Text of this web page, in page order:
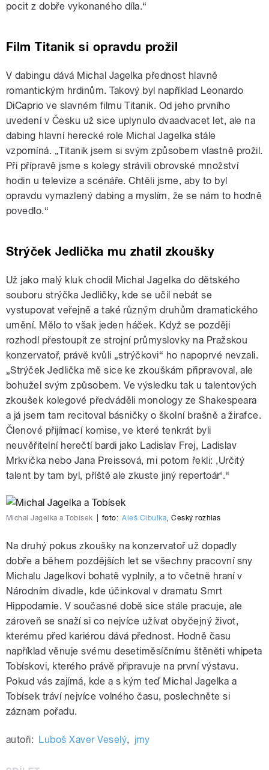
pocit z dobře vykonaného díla.“
Film Titanik si opravdu prožil
V dabingu dává Michal Jagelka přednost hlavně
romantickým hrdinům. Takový byl například Leonardo
DiCaprio ve slavném filmu Titanik. Od jeho prvního
uvedení v Česku už sice uplynulo dvaadvacet let, ale na
dabing hlavní herecké role Michal Jagelka stále
vzpomíná. „Titanik jsem si svým způsobem vlastně prožil.
Při přípravě jsme s kolegy strávili obrovské množství
hodin u televize a scénáře. Chtěli jsme, aby to byl
opravdu vymazlený dabing a myslím, že se nám to hodně
povedlo.“
Strýček Jedlička mu zhatil zkoušky
Už jako malý kluk chodil Michal Jagelka do dětského
souboru strýčka Jedličky, kde se učil nebát se
vystupovat veřejně a také různým druhům dramatického
umění. Mělo to však jeden háček. Když se později
rozhodl přestoupit ze strojní průmyslovky na Pražskou
konzervatoř, právě kvůli „strýčkovi“ ho napoprvé nevzali.
„Strýček Jedlička mě sice ke zkouškám připravoval, ale
bohužel svým způsobem. Ve výsledku tak u talentových
zkoušek kolegové předváděli monology ze Shakespeara
a já jsem tam recitoval básničky o školní brašně a žirafce.
Členové přijímací komise, ve které tenkrát byli
neuvěřitelní herečtí bardi jako Ladislav Frej, Ladislav
Mrkvička nebo Jana Preissová, mi potom řekli: ,Určitý
talent by tam byl, příště ale zkuste jiný repertoár‘.“
Michal Jagelka a Tobísek foto: Aleš Cibulka,Český rozhlas
Na druhý pokus zkoušky na konzervatoř už dopadly
dobře a během pozdějších let se všechny pracovní sny
Michalu Jagelkovi bohatě vyplnily, a to včetně hraní v
Národním divadle, kde účinkoval v dramatu Smrt
Hippodamie. V současné době sice stále pracuje, ale
zároveň se snaží si co nejvíce užívat obyčejný život,
kterému před kariérou dává přednost. Hodně času
například věnuje svému desetiměsíčnímu štěněti whipeta
Tobískovi, kterého právě připravuje na první výstavu.
Pokud vás zajímá, kde a s kým teď Michal Jagelka a
Tobísek tráví nejvíce volného času, poslechněte si
záznam pořadu.
autoři: Luboš Xaver Veselý, jmy